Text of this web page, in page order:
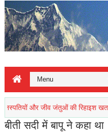
और जीव जंतुओं की रिहाइश खतरें में
बीती सदी में बापू ने कहा था